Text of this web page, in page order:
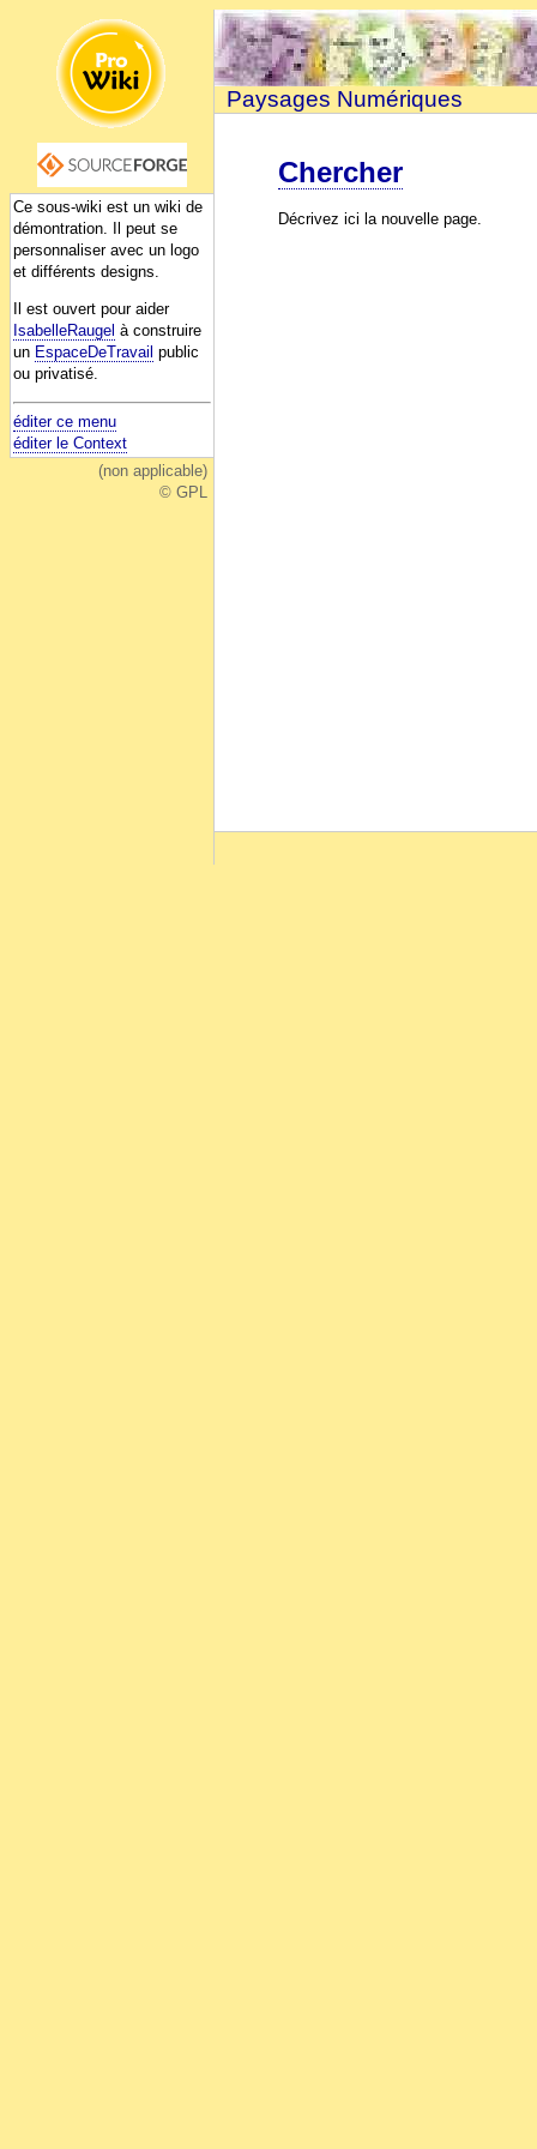
Ce sous-wiki est un wiki de
démontration. Il peut se
personnaliser avec un logo
et différents designs.
Il est ouvert pour aider
IsabelleRaugel à construire
un EspaceDeTravail public
ou privatisé.
éditer ce menu
éditer le Context
(non applicable)
© GPL
Paysages Numériques
Chercher
Décrivez ici la nouvelle page.